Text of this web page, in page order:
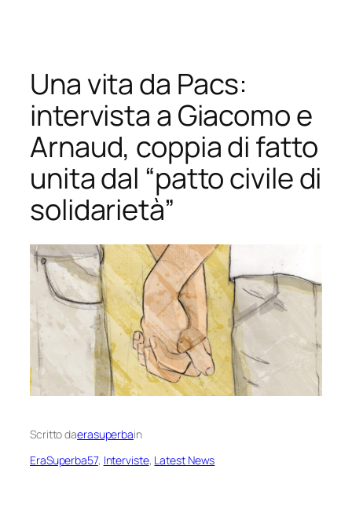
contenuto
Una vita da Pacs:
intervista a Giacomo e
Arnaud, coppia di fatto
unita dal “patto civile di
solidarietà”
Scritto daerasuperbain
EraSuperba57, Interviste, Latest News